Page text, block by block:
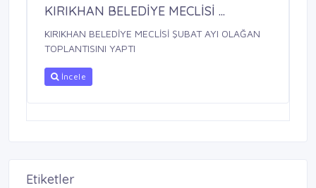
KIRIKHAN BELEDİYE MECLİSİ ...
KIRIKHAN BELEDİYE MECLİSİ ŞUBAT AYI OLAĞAN
TOPLANTISINI YAPTI
İncele
Etiketler